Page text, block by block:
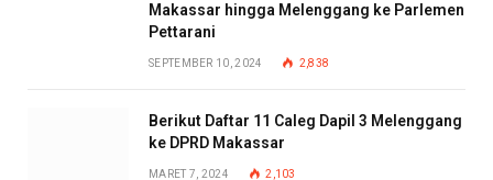
Makassar hingga Melenggang ke Parlemen
Pettarani
SEPTEMBER 10, 2024 2,838
Berikut Daftar 11 Caleg Dapil 3 Melenggang
ke DPRD Makassar
MARET 7, 2024 2,103